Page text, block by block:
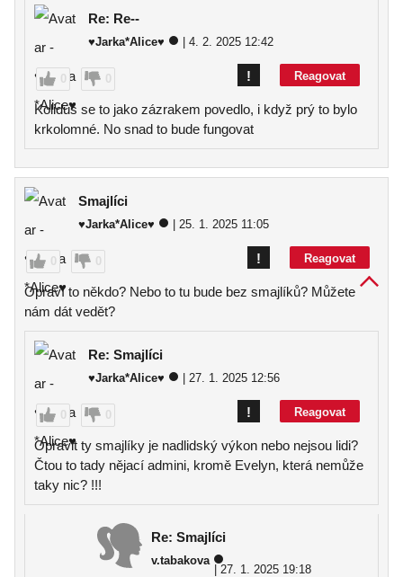
Re: Re--
♥Jarka*Alice♥ | 4. 2. 2025 12:42
0 0 Reagovat
!
Koliduš se to jako zázrakem povedlo, i když prý to bylo
krkolomné. No snad to bude fungovat
Smajlíci
♥Jarka*Alice♥ | 25. 1. 2025 11:05
0 0 Reagovat
!
Opraví to někdo? Nebo to tu bude bez smajlíků? Můžete
nám dát vedět?
Re: Smajlíci
♥Jarka*Alice♥ | 27. 1. 2025 12:56
0 0 Reagovat
!
Opravit ty smajlíky je nadlidský výkon nebo nejsou lidi?
Čtou to tady nějací admini, kromě Evelyn, která nemůže
taky nic? !!!
Re: Smajlíci
v.tabakova
| 27. 1. 2025 19:18